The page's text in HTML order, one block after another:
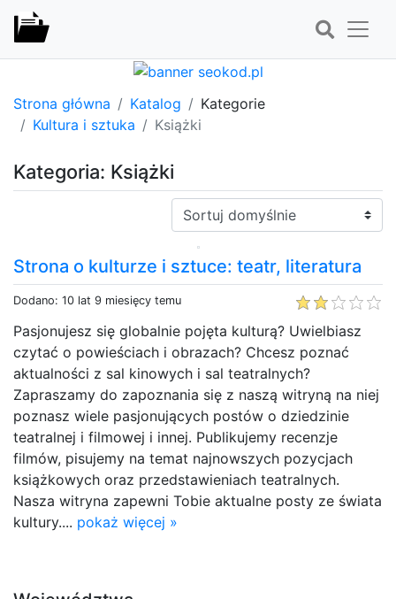
Strona główna Katalog
Kategorie
Kultura i sztuka
Książki
Kategoria: Książki
Sortuj:
Strona o kulturze i sztuce: teatr, literatura
Dodano: 10 lat 9 miesięcy temu
Pasjonujesz się globalnie pojęta kulturą? Uwielbiasz
czytać o powieściach i obrazach? Chcesz poznać
aktualności z sal kinowych i sal teatralnych?
Zapraszamy do zapoznania się z naszą witryną na niej
poznasz wiele pasjonujących postów o dziedzinie
teatralnej i filmowej i innej. Publikujemy recenzje
filmów, pisujemy na temat najnowszych pozycjach
książkowych oraz przedstawieniach teatralnych.
Nasza witryna zapewni Tobie aktualne posty ze świata
kultury.... pokaż więcej »